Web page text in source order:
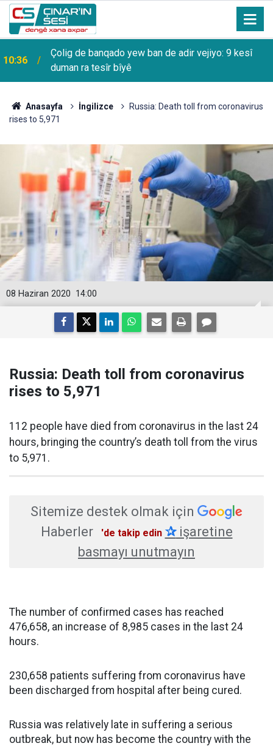
10:36
Çolig de banqado yew ban de adir vejiyo: 9 kesî
duman ra tesîr bîyê
Anasayfa İngilizce
Russia: Death toll from coronavirus
rises to 5,971
14:00
08 Haziran 2020
Russia: Death toll from coronavirus
rises to 5,971
112 people have died from coronavirus in the last 24
hours, bringing the country’s death toll from the virus
to 5,971.
Sitemize destek olmak için
Haberler
'de takip edin ✰işaretine
basmayı unutmayın
The number of confirmed cases has reached
476,658, an increase of 8,985 cases in the last 24
hours.
230,658 patients suffering from coronavirus have
been discharged from hospital after being cured.
Russia was relatively late in suffering a serious
outbreak, but now has become the country with the